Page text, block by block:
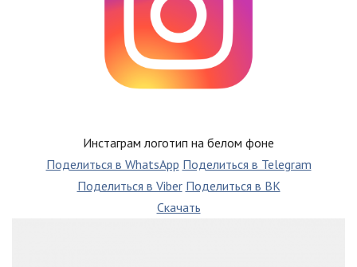
Инстаграм логотип на белом фоне
Поделиться в WhatsApp Поделиться в Telegram
Поделиться в Viber Поделиться в ВК
Скачать